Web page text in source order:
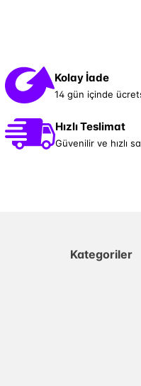
Kolay İade
14 gün içinde
Hızlı Teslimat
Güvenilir ve hızlı
Kategoriler